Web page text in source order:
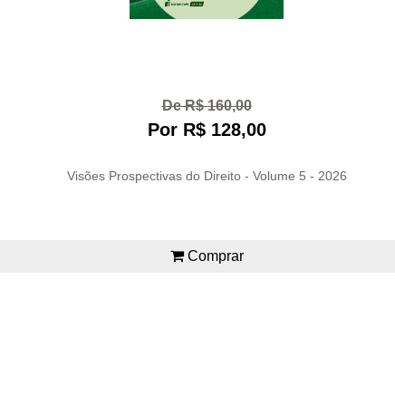
De R$ 160,00
Por R$ 128,00
Visões Prospectivas do Direito - Volume 5 - 2026
Comprar